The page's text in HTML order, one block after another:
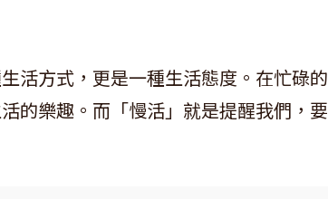
活方式，更是一種生活態度。在忙碌的
的樂趣。而「慢活」就是提醒我們，要